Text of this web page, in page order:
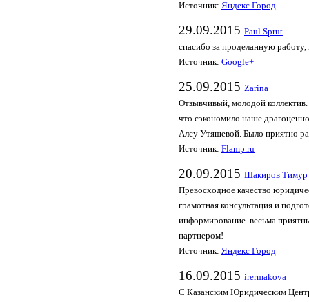
Источник: Яндекс Город
29.09.2015 Paul Sprut
спасибо за проделанную
Источник: Google+
25.09.2015 Zari­na
Отзывчивый, молодой
что сэкономило наше
Алсу Утяшевой. Было приятно
Источник: Flamp.ru
20.09.2015 Шакиров Тимур
Превосходное качество
грамотная консультация и
информирование. весьма
партнером!
Источник: Яндекс Город
16.09.2015 irer­mako­va
С Казанским Юридическим